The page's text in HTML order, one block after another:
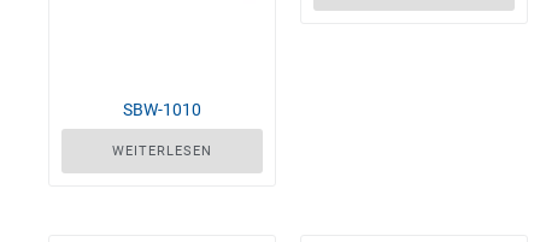
SBW-1010
WEITERLESEN